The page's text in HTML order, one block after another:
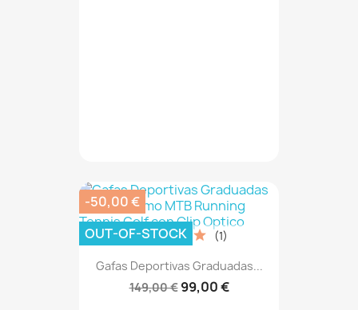
Gafas Deportivas Graduadas...
149,00 € 99,00 €
(1)
-50,00 €
OUT-OF-STOCK